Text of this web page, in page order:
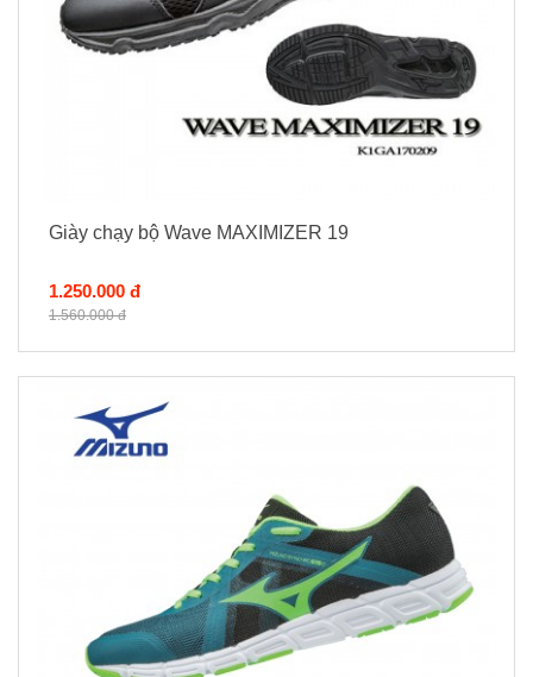
Giày chạy bộ Wave MAXIMIZER 19
1.250.000 đ
1.560.000 đ